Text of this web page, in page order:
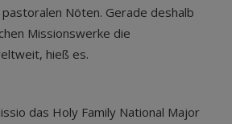
Nöten. Gerade deshalb
Missionswerke die
hieß es.
das Holy Family National Major